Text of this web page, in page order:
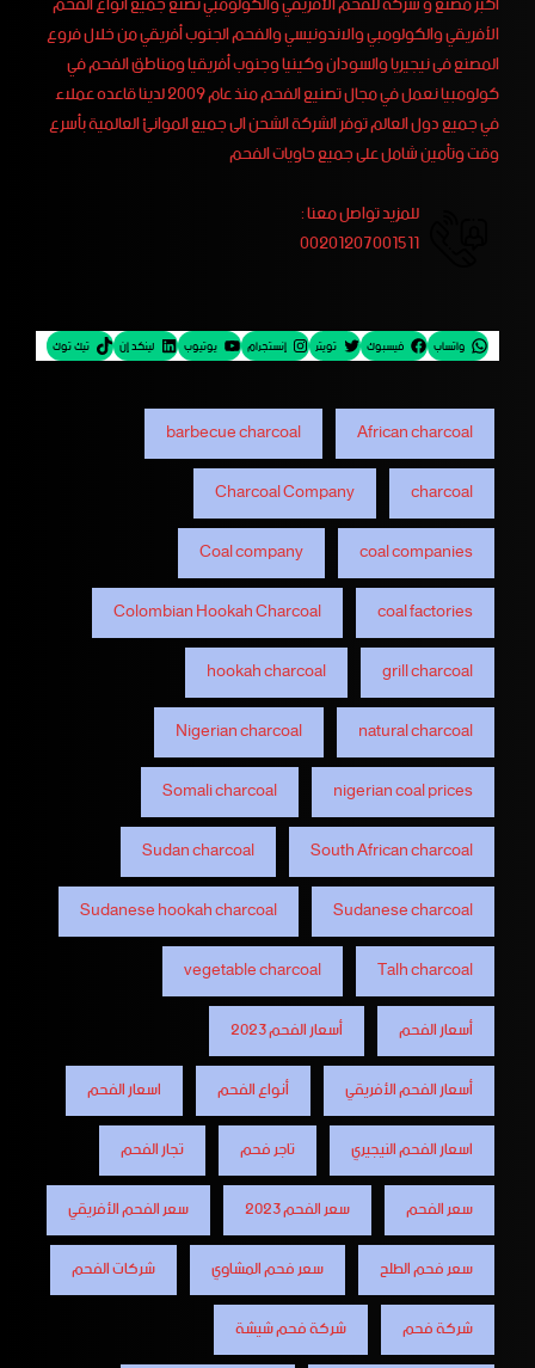
الأفريقي والكولومبي والاندونيسي والفحم الجنوب أفريقي من خلال فروع
المصنع فى نيجيريا والسودان وكينيا وجنوب أفريقيا ومناطق الفحم في
كولومبيا نعمل في مجال تصنيع الفحم منذ عام 2009 لدينا قاعده عملاء
في جميع دول العالم توفر الشركة الشحن الى جميع الموانئ العالمية بأسرع
وقت وتأمين شامل على جميع حاويات الفحم
للمزيد تواصل معنا :
00201207001511
واتساب فيسبوك تويتر إنستجرام يوتيوب لينكد إن تيك توك
African charcoal
barbecue charcoal
charcoal
Charcoal Company
coal companies
Coal company
coal factories
Colombian Hookah Charcoal
grill charcoal
hookah charcoal
natural charcoal
Nigerian charcoal
nigerian coal prices
Somali charcoal
South African charcoal
Sudan charcoal
Sudanese charcoal
Sudanese hookah charcoal
Talh charcoal
vegetable charcoal
أسعار الفحم
أسعار الفحم 2023
أسعار الفحم الأفريقي
أنواع الفحم
اسعار الفحم
اسعار الفحم النيجيري
تاجر فحم
تجار الفحم
سعر الفحم
سعر الفحم 2023
سعر الفحم الأفريقي
سعر فحم الطلح
سعر فحم المشاوي
شركات الفحم
شركة فحم
شركة فحم شيشة